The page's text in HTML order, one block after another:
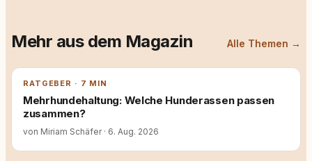
Mehr aus dem Magazin Alle Themen →
RATGEBER · 7 MIN
Mehrhundehaltung: Welche Hunderassen passen
zusammen?
von Miriam Schäfer · 6. Aug. 2026